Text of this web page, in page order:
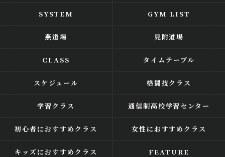
SYSTEM GYM LIST
燕道場 見附道場
CLASS タイムテーブル
スケジュール 格闘技クラス
学習クラス 通信制高校学習センター
初心者におすすめクラス 女性におすすめクラス
キッズにおすすめクラス FEATURE